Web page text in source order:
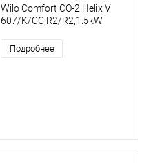
Wilo Comfort CO-2 Helix V
607/K/CC,R2/R2,1.5kW
Подробнее